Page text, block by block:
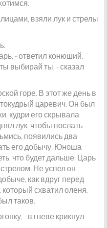
взяли лук и стрелы
- ответил конюший.
выбирай ты, - сказал
горе. В этот же день в
царевич. Он был
кудри его скрывала
лук, чтобы послать
появились два
его добычу. Юноша
что будет дальше. Царь
Не успел он
как вдруг перед
схватил оленя,
таков.
- в гневе крикнул